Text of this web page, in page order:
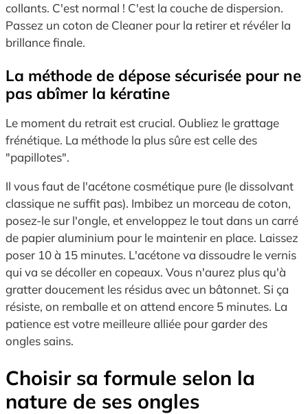
collants. C'est normal ! C'est la couche de dispersion.
Passez un coton de Cleaner pour la retirer et révéler la
brillance finale.
La méthode de dépose sécurisée pour ne
pas abîmer la kératine
Le moment du retrait est crucial. Oubliez le grattage
frénétique. La méthode la plus sûre est celle des
"papillotes".
Il vous faut de l'acétone cosmétique pure (le dissolvant
classique ne suffit pas). Imbibez un morceau de coton,
posez-le sur l'ongle, et enveloppez le tout dans un carré
de papier aluminium pour le maintenir en place. Laissez
poser 10 à 15 minutes. L'acétone va dissoudre le vernis
qui va se décoller en copeaux. Vous n'aurez plus qu'à
gratter doucement les résidus avec un bâtonnet. Si ça
résiste, on remballe et on attend encore 5 minutes. La
patience est votre meilleure alliée pour garder des
ongles sains.
Choisir sa formule selon la
nature de ses ongles